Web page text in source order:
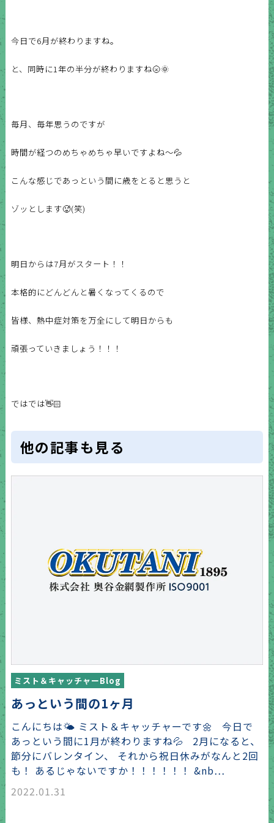
今日で6月が終わりますね。
と、同時に1年の半分が終わりますね🌝🌞
毎月、毎年思うのですが
時間が経つのめちゃめちゃ早いですよね〜💦
こんな感じであっという間に歳をとると思うと
ゾッとします🥵(笑)
明日からは7月がスタート！！
本格的にどんどんと暑くなってくるので
皆様、熱中症対策を万全にして明日からも
頑張っていきましょう！！！
ではでは👋🏻
他の記事も見る
ミスト＆キャッチャーBlog
あっという間の1ヶ月
こんにちは🌤 ミスト＆キャッチャーです🌼 今日で
あっという間に1月が終わりますね💦 2月になると、
節分にバレンタイン、 それから祝日休みがなんと2回
も！ あるじゃないですか！！！！！！ &nb…
2022.01.31